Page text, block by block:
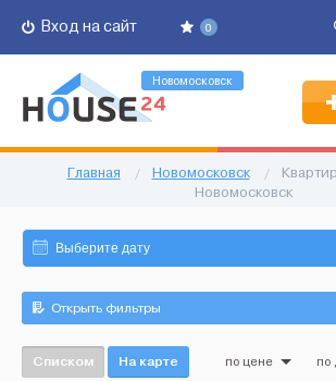
0
Вход на сайт
Новомосковск
Главная / Новомосковск /
Новомосковск
Открыть фильтры
Списком На карте по цене по